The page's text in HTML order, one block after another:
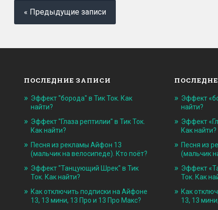
« Предыдущие записи
ПОСЛЕДНИЕ ЗАПИСИ
Эффект "борода" в Тик Ток. Как
найти?
Эффект "Глаза рептилии" в Тик Ток.
Как найти?
Песня из рекламы Айфон 13
(мальчик на велосипеде). Кто поёт?
Эффект "Танцующий Шрек" в Тик
Ток. Как найти?
Как отключить подписки на Айфоне
13, 13 мини, 13 Про и 13 Про Макс?
Эффект
найти?
Эффект
Как найти?
Песня из
(мальчик
Эффект
Ток. Как
Как
13, 13